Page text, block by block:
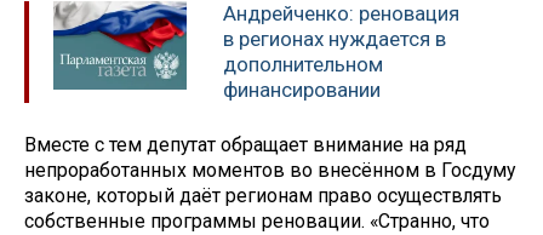
Андрейченко: реновация
в регионах нуждается в
дополнительном
финансировании
Вместе с тем депутат обращает внимание на ряд
непроработанных моментов во внесённом в Госдуму
законе, который даёт регионам право осуществлять
собственные программы реновации. «Странно, что